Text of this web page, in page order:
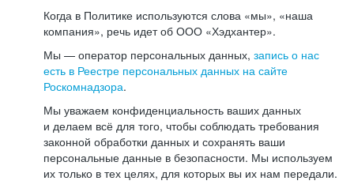
Когда в Политике используются слова «мы», «наша
компания», речь идет об ООО «Хэдхантер».
Мы — оператор персональных данных, запись о нас
есть в Реестре персональных данных на сайте
Роскомнадзора.
Мы уважаем конфиденциальность ваших данных
и делаем всё для того, чтобы соблюдать требования
законной обработки данных и сохранять ваши
персональные данные в безопасности. Мы используем
их только в тех целях, для которых вы их нам передали.